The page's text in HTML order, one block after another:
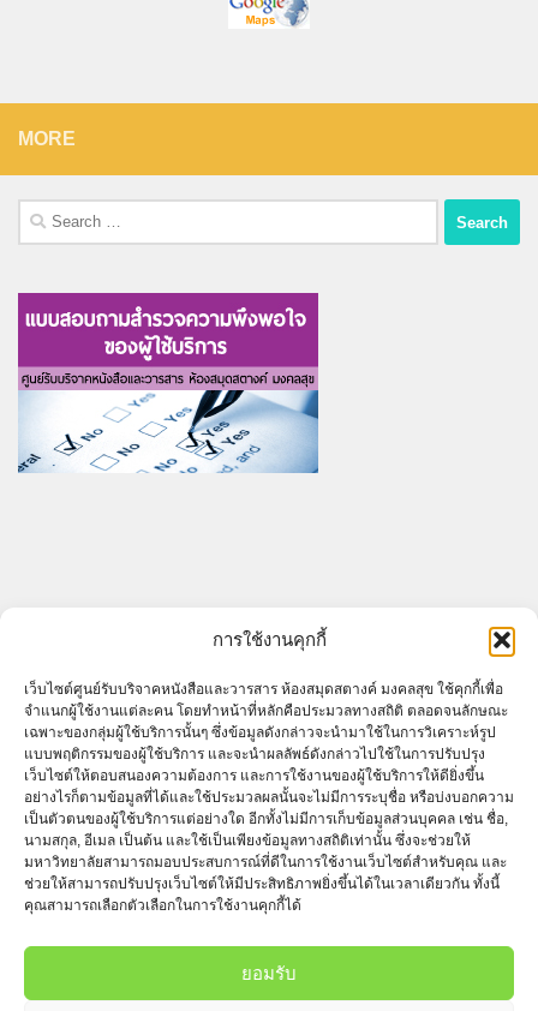
การใช้งานคุกกี้
เว็บไซต์ศูนย์รับบริจาคหนังสือและวารสาร ห้องสมุดสตางค์ มงคลสุข ใช้คุกกี้เพื่อ
จำแนกผู้ใช้งานแต่ละคน โดยทำหน้าที่หลักคือประมวลทางสถิติ ตลอดจนลักษณะ
เฉพาะของกลุ่มผู้ใช้บริการนั้นๆ ซึ่งข้อมูลดังกล่าวจะนำมาใช้ในการวิเคราะห์รูป
แบบพฤติกรรมของผู้ใช้บริการ และจะนำผลลัพธ์ดังกล่าวไปใช้ในการปรับปรุง
เว็บไซต์ให้ตอบสนองความต้องการ และการใช้งานของผู้ใช้บริการให้ดียิ่งขึ้น
อย่างไรก็ตามข้อมูลที่ได้และใช้ประมวลผลนั้นจะไม่มีการระบุชื่อ หรือบ่งบอกความ
เป็นตัวตนของผู้ใช้บริการแต่อย่างใด อีกทั้งไม่มีการเก็บข้อมูลส่วนบุคคล เช่น ชื่อ,
นามสกุล, อีเมล เป็นต้น และใช้เป็นเพียงข้อมูลทางสถิติเท่านั้น ซึ่งจะช่วยให้
มหาวิทยาลัยสามารถมอบประสบการณ์ที่ดีในการใช้งานเว็บไซต์สำหรับคุณ และ
ช่วยให้สามารถปรับปรุงเว็บไซต์ให้มีประสิทธิภาพยิ่งขึ้นได้ในเวลาเดียวกัน ทั้งนี้
คุณสามารถเลือกตัวเลือกในการใช้งานคุกกี้ได้
ยอมรับ
MORE
Search
for:
ศูนย์รับบริจาคหนังสือและวารสาร ห้องสมุดสตางค์ มงคลสุข